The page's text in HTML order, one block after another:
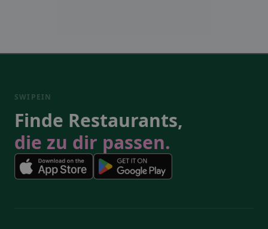
SWIPEIN
Finde Restaurants,
die zu dir passen.